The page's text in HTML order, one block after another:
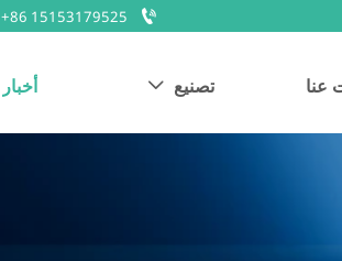

+86 15153179525
عنا تصنيع  أخبار